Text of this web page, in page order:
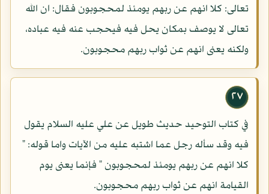
تعالى: كلا انهم عن ربهم يومئذ لمحجوبون فقال: ان الله
تعالى لا يوصف بمكان يحل فيه فيحجب عنه فيه عباده،
ولكنه يعنى انهم عن ثواب ربهم محجوبون.
٢٧
في كتاب التوحيد حديث طويل عن علي عليه السلام يقول
فيه وقد سأله رجل عما اشتبه عليه من الآيات واما قوله: "
كلا انهم عن ربهم يومئذ لمحجوبون " فإنما يعنى يوم
القيامة انهم عن ثواب ربهم محجوبون.